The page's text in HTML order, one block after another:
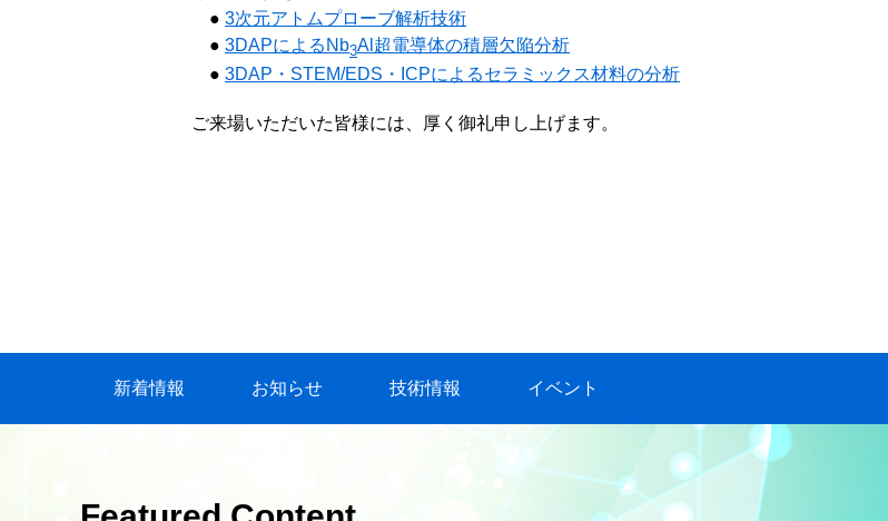
● 3次元アトムプローブ解析技術
● 3DAPによるNb3Al超電導体の積層欠陥分析
● 3DAP・STEM/EDS・ICPによるセラミックス材料の分析
ご来場いただいた皆様には、厚く御礼申し上げます。
新着情報 お知らせ 技術情報 イベント